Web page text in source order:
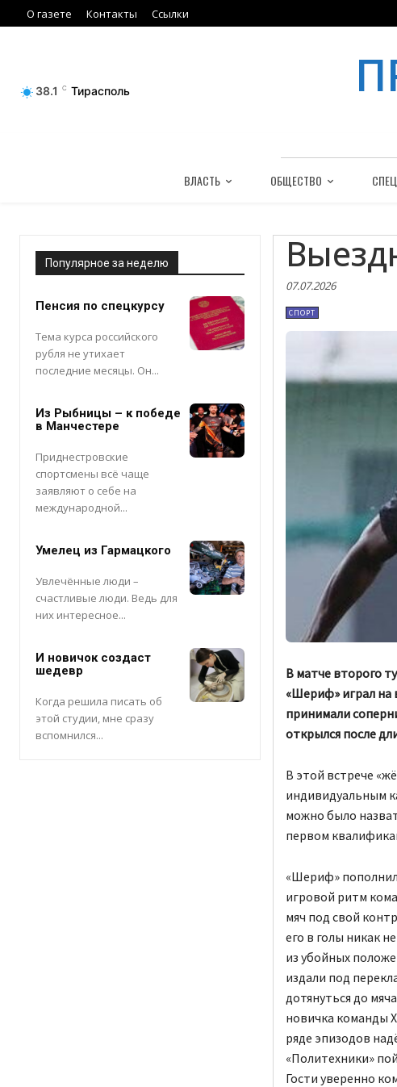
О газете Контакты Ссылки
38.1 C Тирасполь
ВЛАСТЬ ОБЩЕСТВО
Популярное за неделю
Пенсия по спецкурсу
Тема курса российского
рубля не утихает
последние месяцы. Он...
Из Рыбницы – к победе
в Манчестере
Приднестровские
спортсмены всё чаще
заявляют о себе на
международной...
Умелец из Гармацкого
Увлечённые люди –
счастливые люди. Ведь для
них интересное...
И новичок создаст
шедевр
Когда решила писать об
этой студии, мне сразу
вспомнился...
07.07.2026
СПОРТ
В матче второго
«Шериф» играл на
принимали
открылся после
В этой встрече
индивидуальным
можно было
первом
«Шериф»
игровой ритм
мяч под свой
его в голы никак
из убойных
издали под
дотянуться до
новичка команды
ряде эпизодов
«Политехники»
Гости уверенно